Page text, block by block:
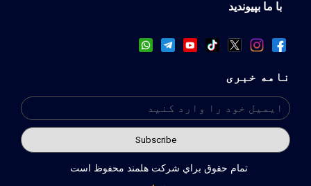
با ما بپیوندید
نامه خبری
تمام حقوق براي شركت هلمند محفوظ است